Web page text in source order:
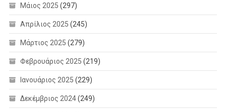
Μάιος 2025 (297)
Απρίλιος 2025 (245)
Μάρτιος 2025 (279)
Φεβρουάριος 2025 (219)
Ιανουάριος 2025 (229)
Δεκέμβριος 2024(249)